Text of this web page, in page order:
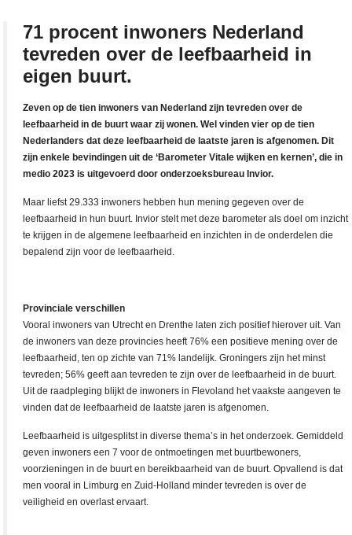
71 procent inwoners Nederland
tevreden over de leefbaarheid in
eigen buurt.
Zeven op de tien inwoners van Nederland zijn tevreden over de
leefbaarheid in de buurt waar zij wonen. Wel vinden vier op de tien
Nederlanders dat deze leefbaarheid de laatste jaren is afgenomen. Dit
zijn enkele bevindingen uit de ‘Barometer Vitale wijken en kernen’, die in
medio 2023 is uitgevoerd door onderzoeksbureau Invior.
Maar liefst 29.333 inwoners hebben hun mening gegeven over de
leefbaarheid in hun buurt. Invior stelt met deze barometer als doel om inzicht
te krijgen in de algemene leefbaarheid en inzichten in de onderdelen die
bepalend zijn voor de leefbaarheid.
Provinciale verschillen
Vooral inwoners van Utrecht en Drenthe laten zich positief hierover uit. Van
de inwoners van deze provincies heeft 76% een positieve mening over de
leefbaarheid, ten op zichte van 71% landelijk. Groningers zijn het minst
tevreden; 56% geeft aan tevreden te zijn over de leefbaarheid in de buurt.
Uit de raadpleging blijkt de inwoners in Flevoland het vaakste aangeven te
vinden dat de leefbaarheid de laatste jaren is afgenomen.
Leefbaarheid is uitgesplitst in diverse thema’s in het onderzoek. Gemiddeld
geven inwoners een 7 voor de ontmoetingen met buurtbewoners,
voorzieningen in de buurt en bereikbaarheid van de buurt. Opvallend is dat
men vooral in Limburg en Zuid-Holland minder tevreden is over de
veiligheid en overlast ervaart.